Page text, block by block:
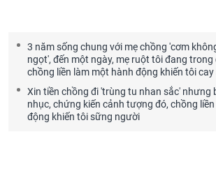
3 năm sống chung với mẹ chồng 'cơm
ngọt', đến một ngày, mẹ ruột tôi đang trong
chồng liền làm một hành động khiến tôi
Xin tiền chồng đi 'trùng tu nhan sắc' nhưng
nhục, chứng kiến cảnh tượng đó, chồng
động khiến tôi sững người